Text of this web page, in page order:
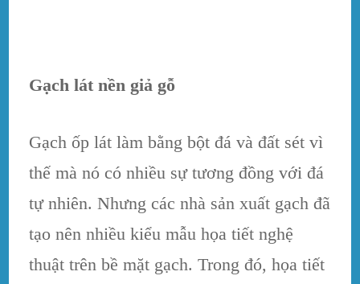
Gạch lát nền giả gỗ
Gạch ốp lát làm bằng bột đá và đất sét vì
thế mà nó có nhiều sự tương đồng với đá
tự nhiên. Nhưng các nhà sản xuất gạch đã
tạo nên nhiều kiểu mẫu họa tiết nghệ
thuật trên bề mặt gạch. Trong đó, họa tiết